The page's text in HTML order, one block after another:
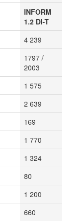
INFORM
1.2 DI-T
4 239
1797 /
2003
1 575
2 639
169
1 770
1 324
80
1 200
660